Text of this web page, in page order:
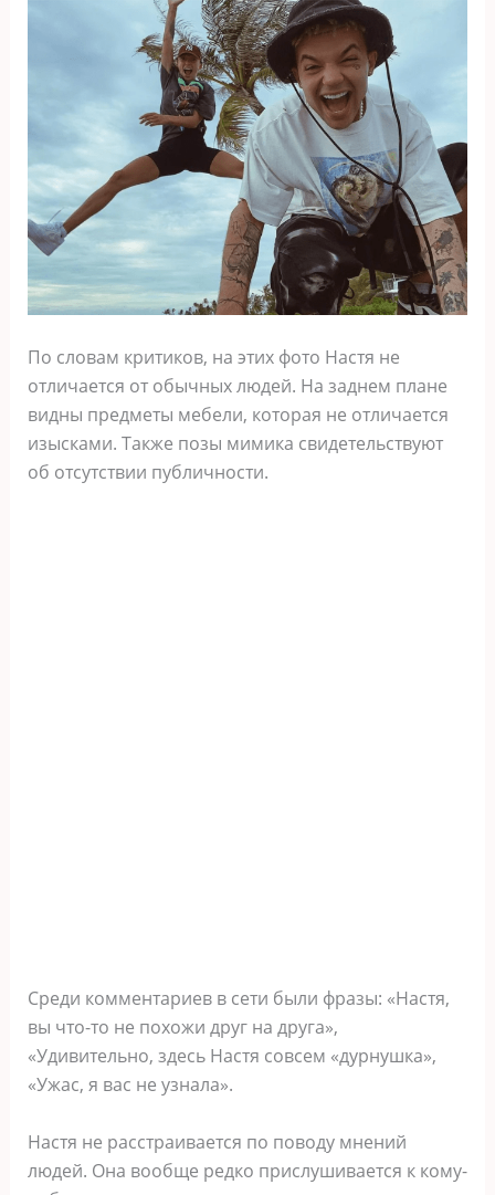
По словам критиков, на этих фото Настя не
отличается от обычных людей. На заднем плане
видны предметы мебели, которая не отличается
изысками. Также позы мимика свидетельствуют
об отсутствии публичности.
Среди комментариев в сети были фразы: «Настя,
вы что-то не похожи друг на друга»,
«Удивительно, здесь Настя совсем «дурнушка»,
«Ужас, я вас не узнала».
Настя не расстраивается по поводу мнений
людей. Она вообще редко прислушивается к кому-